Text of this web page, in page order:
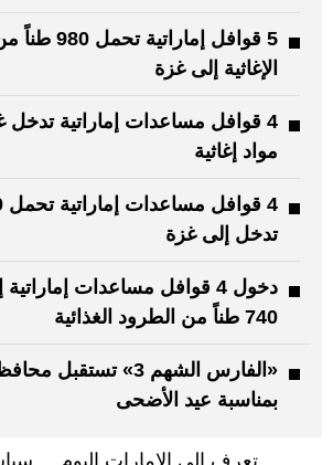
5 قوافل
الإغاثية إلى غزة
مواد إغاثية
تدخل إلى غزة
دخول 4 قوافل مساعدات
740 طناً من الطرود الغذائية
«الفارس الشهم 3»
بمناسبة عيد الأضحى
تعرف إلى الإمارات اليوم